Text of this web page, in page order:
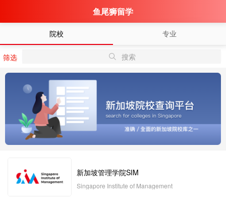
鱼尾狮留学
院校 专业
筛选 搜索
新加坡管理学院SIM
Singapore Institute of Management